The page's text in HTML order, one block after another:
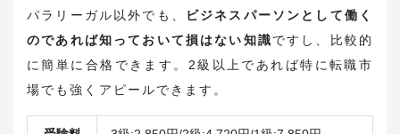
パラリーガル以外でも、
ビジネスパーソンとして働く
のであれば知っておいて損はない知識ですし、比較的
に簡単に合格できます。2級以上であれば特に転職市
場でも強くアピールできます。